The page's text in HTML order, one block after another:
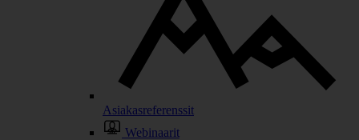
Asiakasreferenssit
Webinaarit